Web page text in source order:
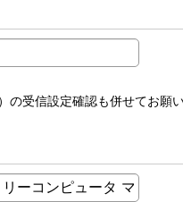
受信設定確認も併せてお願い